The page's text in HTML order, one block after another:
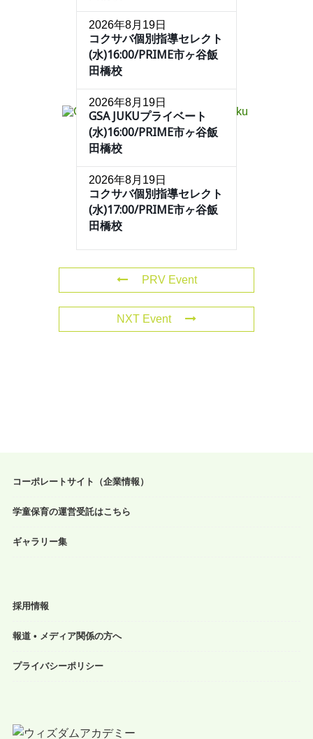
2026年8月19日
コクサバ個別指導セレクト
(水)16:00/PRIME市ヶ谷飯
田橋校
2026年8月19日
GSA JUKUプライベート
(水)16:00/PRIME市ヶ谷飯
田橋校
2026年8月19日
コクサバ個別指導セレクト
(水)17:00/PRIME市ヶ谷飯
田橋校
PRV Event
NXT Event
コーポレートサイト（企業情報）
学童保育の運営受託はこちら
ギャラリー集
採用情報
報道 • メディア関係の方へ
プライバシーポリシー